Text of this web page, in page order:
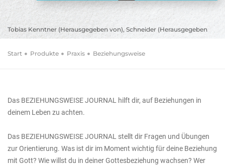
Tobias Kenntner (Herausgegeben von), Schneider (Herausgegeben
Beziehungsweise
Start Produkte Praxis Beziehungsweise
Das BEZIEHUNGSWEISE JOURNAL hilft dir, auf Beziehungen in
deinem Leben zu achten.
Das BEZIEHUNGSWEISE JOURNAL stellt dir Fragen und Übungen
zur Orientierung. Was ist dir im Moment wichtig für deine Beziehung
mit Gott? Wie willst du in deiner Gottesbeziehung wachsen? Wer